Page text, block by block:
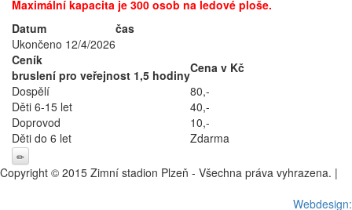
Maximální kapacita je 300 osob na ledové ploše.
Datum
čas
Ukončeno 12/4/2026
Ceník
bruslení pro veřejnost 1,5 hodinyCena v Kč
Dospělí
80,-
Děti 6-15 let
40,-
Doprovod
10,-
Děti do 6 let
Zdarma
Copyright © 2015 Zimní stadion Plzeň - Všechna práva vyhrazena. |
Webdesign: